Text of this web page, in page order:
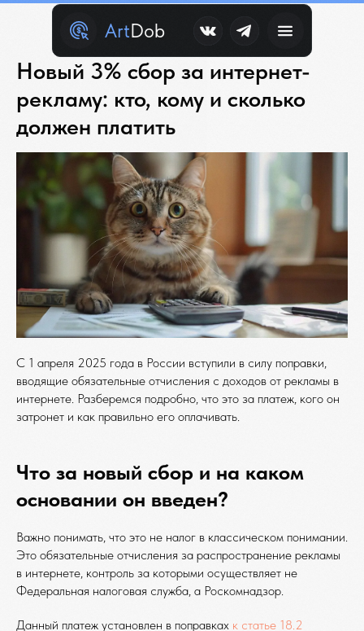
ArtDob
Новый 3% сбор за интернет-
рекламу: кто, кому и сколько
должен платить
С 1 апреля 2025 года в России вступили в силу поправки,
вводящие обязательные отчисления с доходов от рекламы в
интернете. Разберемся подробно, что это за платеж, кого он
затронет и как правильно его оплачивать.
Что за новый сбор и на каком
основании он введен?
Важно понимать, что это не налог в классическом понимании.
Это обязательные отчисления за распространение рекламы
в интернете, контроль за которыми осуществляет не
Федеральная налоговая служба, а Роскомнадзор.
Данный платеж установлен в поправках к статье 18.2